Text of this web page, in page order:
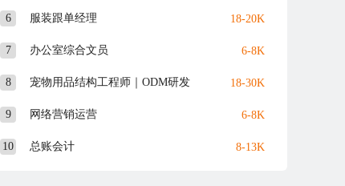
6 服装跟单经理 18-20K
7 办公室综合文员 6-8K
8 宠物用品结构工程师｜ODM研发 18-30K
9 网络营销运营 6-8K
10 总账会计 8-13K